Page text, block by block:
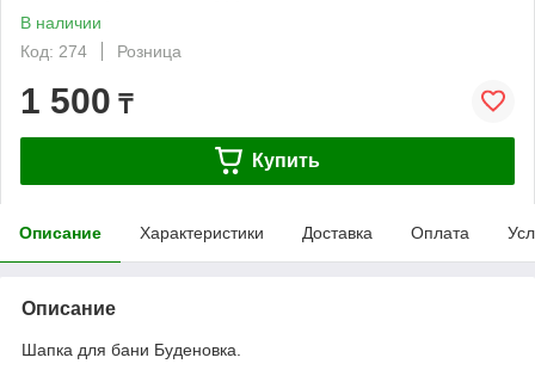
В наличии
Код: 274
Розница
1 500 ₸
Купить
Описание Характеристики Доставка Оплата
Описание
Шапка для бани Буденовка.